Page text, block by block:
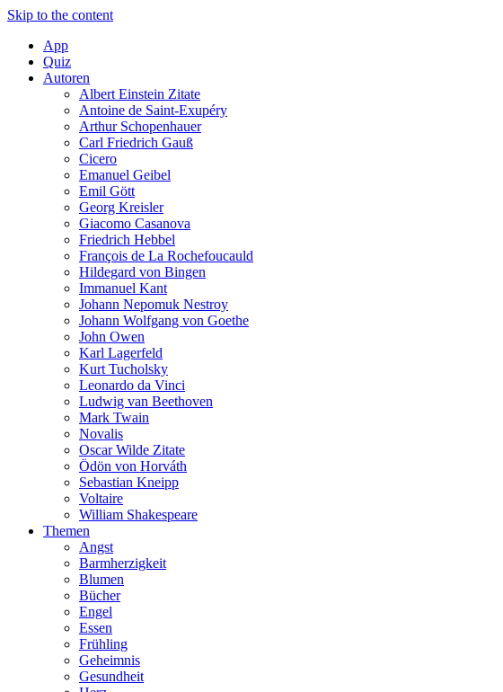
Skip to the content
App
Quiz
Autoren
Albert Einstein Zitate
Antoine de Saint-Exupéry
Arthur Schopenhauer
Carl Friedrich Gauß
Cicero
Emanuel Geibel
Emil Gött
Georg Kreisler
Giacomo Casanova
Friedrich Hebbel
François de La Rochefoucauld
Hildegard von Bingen
Immanuel Kant
Johann Nepomuk Nestroy
Johann Wolfgang von Goethe
John Owen
Karl Lagerfeld
Kurt Tucholsky
Leonardo da Vinci
Ludwig van Beethoven
Mark Twain
Novalis
Oscar Wilde Zitate
Ödön von Horváth
Sebastian Kneipp
Voltaire
William Shakespeare
Themen
Angst
Barmherzigkeit
Blumen
Bücher
Engel
Essen
Frühling
Geheimnis
Gesundheit